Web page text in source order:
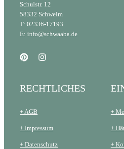
Schulstr. 12
58332 Schwelm
T: 02336-17193
E: info@schwaaba.de
RECHTLICHES
+ AGB
+ Impressum
+ Datenschutz
+
+
+